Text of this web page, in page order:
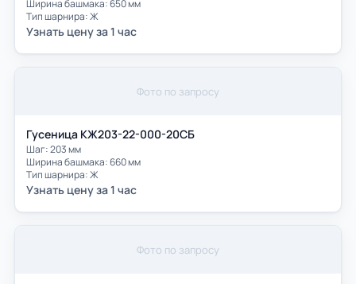
Ширина башмака: 650 мм
Тип шарнира: Ж
Узнать цену за 1 час
Фото по запросу
Гусеница КЖ203-22-000-20СБ
Шаг: 203 мм
Ширина башмака: 660 мм
Тип шарнира: Ж
Узнать цену за 1 час
Фото по запросу